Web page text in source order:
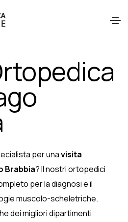
per unavisita
Brabbia? Il nostri ortopedici
per la diagnosi e il
muscolo-scheletriche.
dei migliori dipartimenti